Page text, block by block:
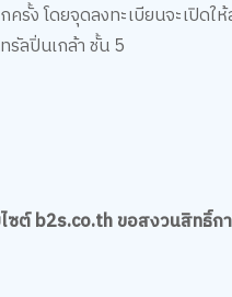
ง โดยจุดลงทะเบียนจะเปิดให้
ลปิ่นเกล้า ชั้น 5
ซต์ b2s.co.th ขอสงวนสิทธิ์